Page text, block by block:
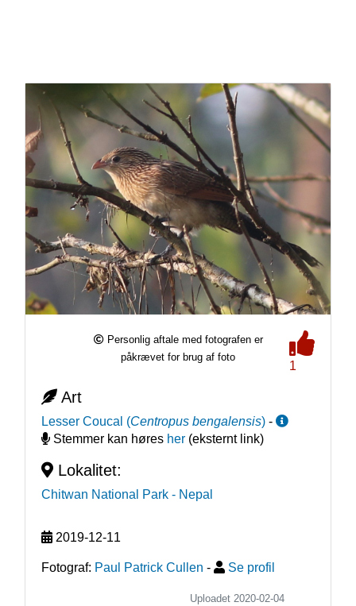
Personlig aftale med fotografen er
påkrævet for brug af foto
1
Art
Lesser Coucal (Centropus bengalensis) -
Stemmer kan høres her(eksternt link)
Lokalitet:
Chitwan National Park - Nepal
2019-12-11
Fotograf: Paul Patrick Cullen - Se profil
Uploadet 2020-02-04